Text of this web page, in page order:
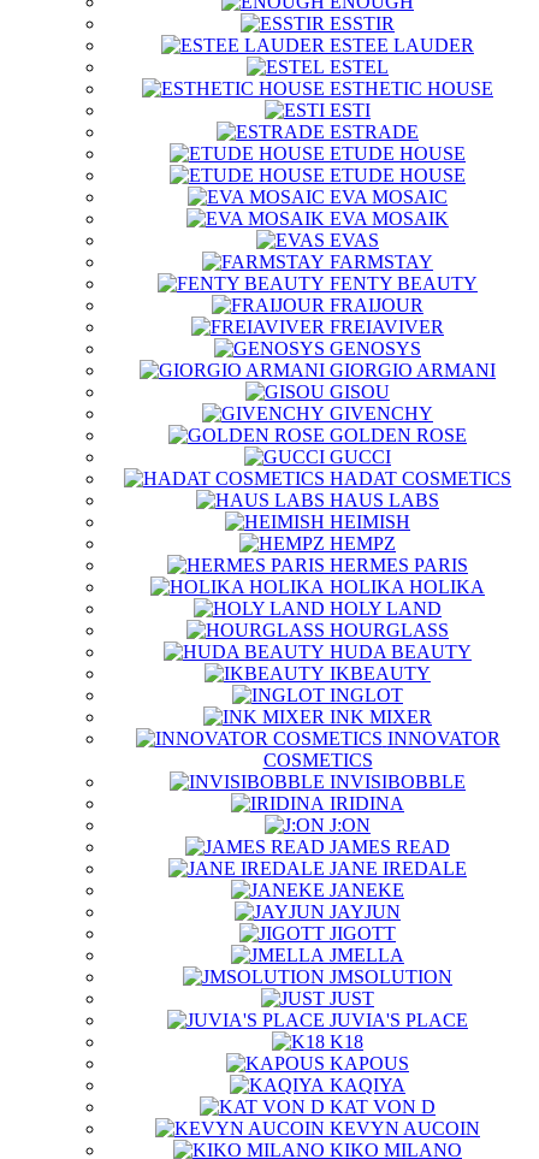
ESSTIR
ESTEE LAUDER
ESTEL
ESTHETIC HOUSE
ESTI
ESTRADE
ETUDE HOUSE
ETUDE HOUSE
EVA MOSAIC
EVA MOSAIK
EVAS
FARMSTAY
FENTY BEAUTY
FRAIJOUR
FREIAVIVER
GENOSYS
GIORGIO ARMANI
GISOU
GIVENCHY
GOLDEN ROSE
GUCCI
HADAT COSMETICS
HAUS LABS
HEIMISH
HEMPZ
HERMES PARIS
HOLIKA HOLIKA
HOLY LAND
HOURGLASS
HUDA BEAUTY
IKBEAUTY
INGLOT
INK MIXER
INNOVATOR
COSMETICS
INVISIBOBBLE
IRIDINA
J:ON
JAMES READ
JANE IREDALE
JANEKE
JAYJUN
JIGOTT
JMELLA
JMSOLUTION
JUST
JUVIA'S PLACE
K18
KAPOUS
KAQIYA
KAT VON D
KEVYN AUCOIN
KIKO MILANO